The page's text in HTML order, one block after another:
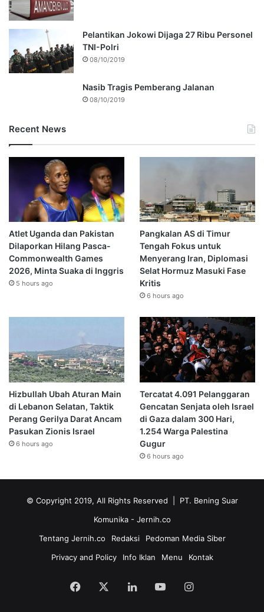
Pelantikan Jokowi Dijaga 27 Ribu Personel
TNI-Polri
08/10/2019
Nasib Tragis Pemberang Jalanan
08/10/2019
Recent News
Atlet Uganda dan Pakistan
Dilaporkan Hilang Pasca-
Commonwealth Games
2026, Minta Suaka di Inggris
5 hours ago
Pangkalan AS di Timur
Tengah Fokus untuk
Menyerang Iran, Diplomasi
Selat Hormuz Masuki Fase
Kritis
6 hours ago
Hizbullah Ubah Aturan Main
di Lebanon Selatan, Taktik
Perang Gerilya Darat Ancam
Pasukan Zionis Israel
6 hours ago
Tercatat 4.091 Pelanggaran
Gencatan Senjata oleh Israel
di Gaza dalam 300 Hari,
1.254 Warga Palestina
Gugur
6 hours ago
© Copyright 2019, All Rights Reserved | PT. Bening Suar
Komunika - Jernih.co
Tentang Jernih.co
Redaksi
Pedoman Media Siber
Privacy and Policy
Info Iklan Menu Kontak
Facebook LinkedInYouTubeInstagram